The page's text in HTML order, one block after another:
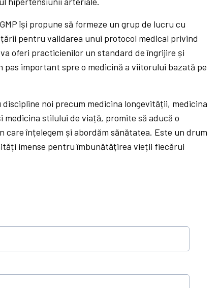
își propune să formeze un grup de lucru cu
pentru validarea unui protocol medical privind
oferi practicienilor un standard de îngrijire și
important spre o medicină a viitorului bazată pe
noi precum medicina longevității, medicina
stilului de viață, promite să aducă o
care înțelegem și abordăm sănătatea. Este un drum
imense pentru îmbunătățirea vieții fiecărui